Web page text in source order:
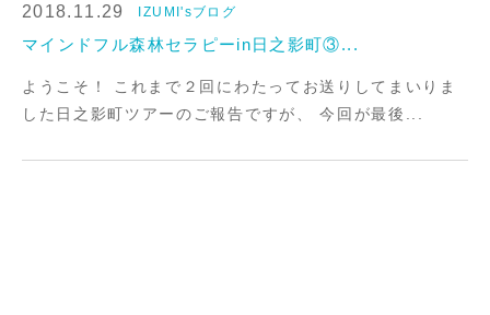
2018.11.29 IZUMI'sブログ
マインドフル森林セラピーin日之影町③...
ようこそ！ これまで２回にわたってお送りしてまいりま
した日之影町ツアーのご報告ですが、 今回が最後...